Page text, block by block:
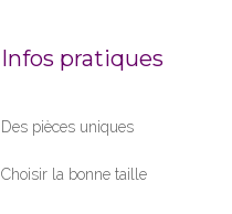
Infos pratiques
Des pièces uniques
Choisir la bonne taille